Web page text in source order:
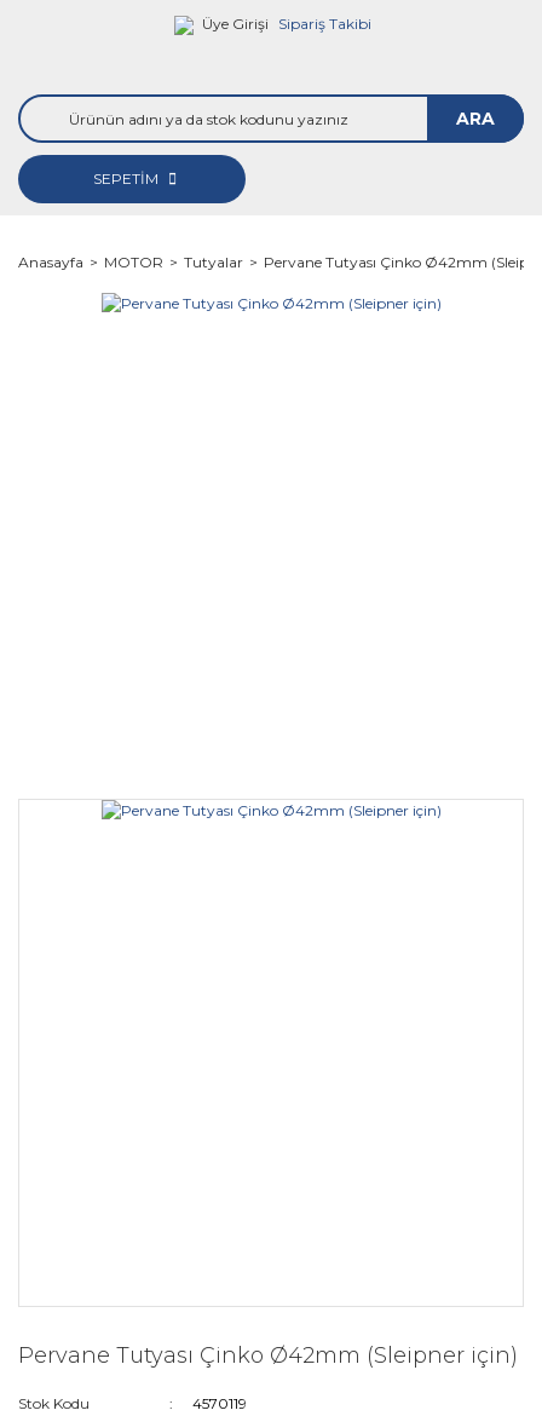
Üye Girişi Sipariş Takibi
ARA
SEPETİM
Anasayfa MOTOR Tutyalar Pervane Tutyası Çinko Ø42mm
Pervane Tutyası Çinko Ø42mm (Sleipner için)
Stok Kodu
4570119